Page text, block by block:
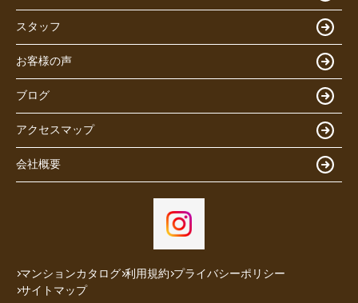
スタッフ
お客様の声
ブログ
アクセスマップ
会社概要
マンションカタログ 利用規約 プライバシーポリシー
サイトマップ